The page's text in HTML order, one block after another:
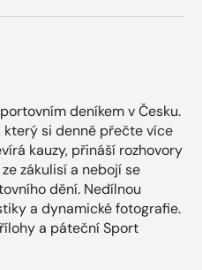
deníkem v Česku.
který si denně přečte více
kauzy, přináší rozhovory
zákulisí a nebojí se
dění. Nedílnou
a dynamické fotografie.
a páteční Sport